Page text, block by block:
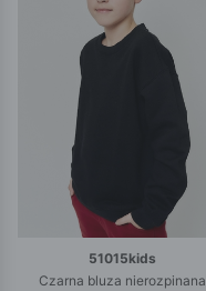
51015kids
Czarna bluza nierozpinana